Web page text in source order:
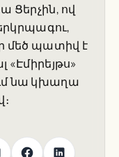
Ցերչին, ով
մեծ պատիվ է
նա կխաղա